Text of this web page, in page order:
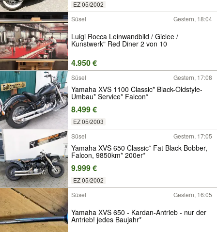
EZ 05/2002
Süsel
Gestern, 18:04
Luigi Rocca Leinwandbild / Giclee /
Kunstwerk" Red Diner 2 von 10
4.950 €
Süsel Gestern, 17:08
Yamaha XVS 1100 Classic* Black-Oldstyle-
Umbau* Service* Falcon*
8.499 €
EZ 05/2003
Süsel
Gestern, 17:05
Yamaha XVS 650 Classic* Fat Black Bobber,
Falcon, 9850km* 200er*
9.999 €
EZ 05/2002
Süsel
Gestern, 16:05
Yamaha XVS 650 - Kardan-Antrieb - nur der
Antrieb! jedes Baujahr*